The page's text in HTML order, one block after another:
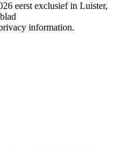
eerst exclusief in Luister,
information.